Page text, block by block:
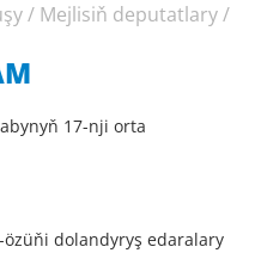
/ Mejlisiň deputatlary/
17-nji orta
dolandyryş edaralary